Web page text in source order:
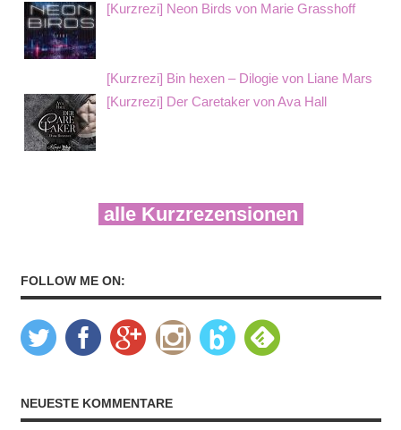
[Kurzrezi] Neon Birds von Marie Grasshoff
[Kurzrezi] Bin hexen – Dilogie von Liane Mars
[Kurzrezi] Der Caretaker von Ava Hall
alle Kurzrezensionen
FOLLOW ME ON:
NEUESTE KOMMENTARE